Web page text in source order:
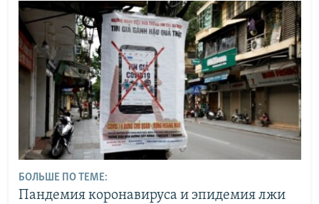
БОЛЬШЕ ПО ТЕМЕ:
Пандемия коронавируса и эпидемия лжи